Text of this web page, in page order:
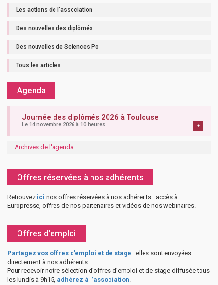
Les actions de l'association
Des nouvelles des diplômés
Des nouvelles de Sciences Po
Tous les articles
Agenda
Journée des diplômés 2026 à Toulouse
Le 14 novembre 2026 à 10 heures +
Archives de l'agenda
Offres réservées à nos adhérents
Retrouvez ici nos offres réservées à nos adhérents : accès à
Europresse, offres de nos partenaires et vidéos de nos webinaires.
Offres d’emploi
Partagez vos offres d’emploi et de stage : elles sont envoyées
directement à nos adhérents.
Pour recevoir notre sélection d’offres d’emploi et de stage diffusée tous
les lundis à 9h15, adhérez à l’association